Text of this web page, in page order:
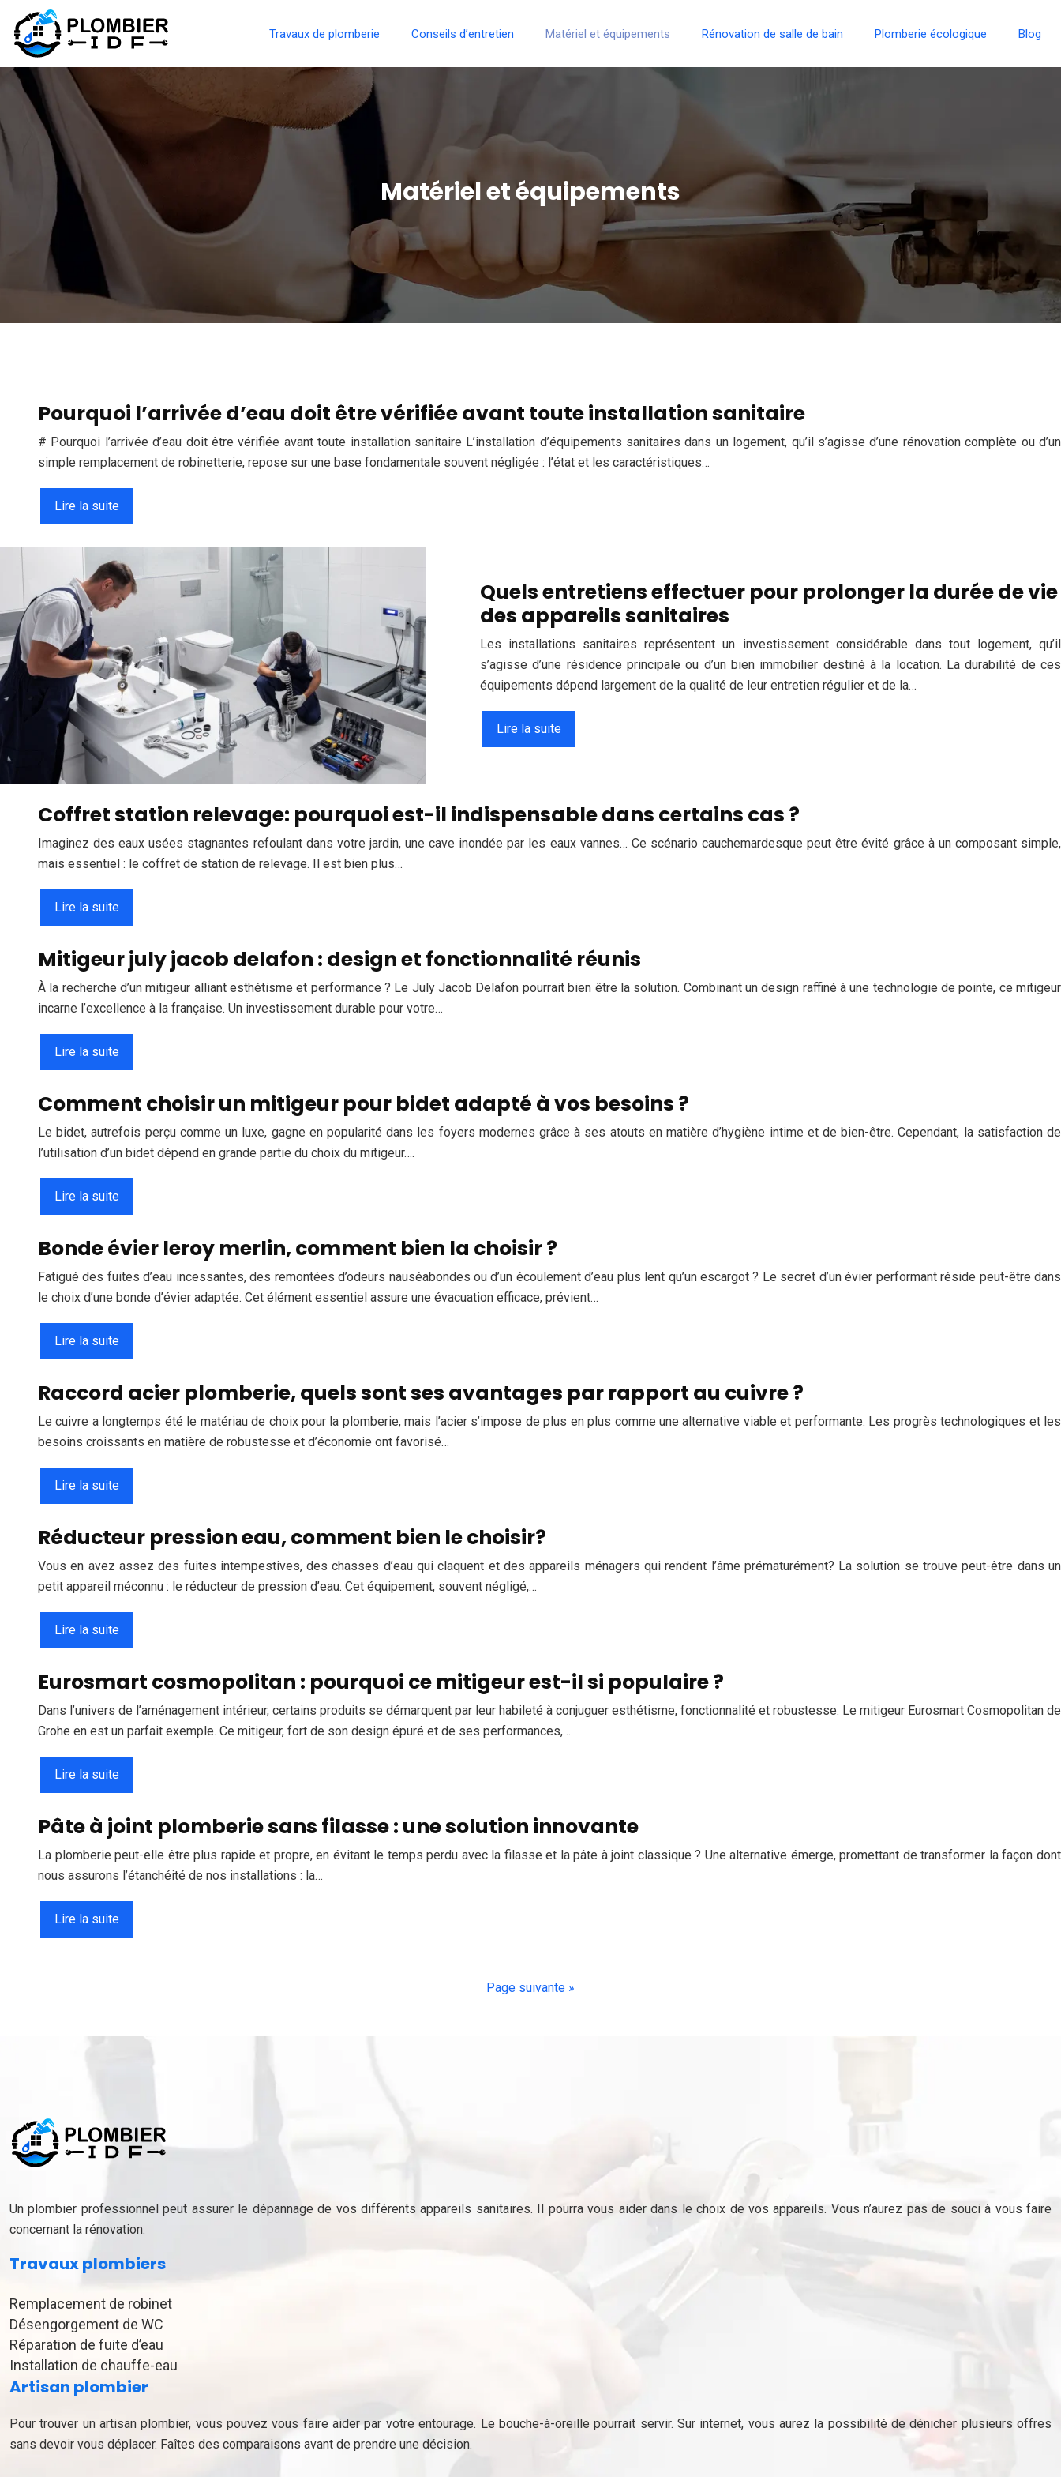
Travaux de plomberie Conseils d’entretien Matériel et équipements Rénovation de salle de bain Plomberie écologique Blog
Matériel et équipements
Pourquoi l’arrivée d’eau doit être vérifiée avant toute installation sanitaire
# Pourquoi l’arrivée d’eau doit être vérifiée avant toute installation sanitaire L’installation d’équipements sanitaires dans un logement, qu’il s’agisse d’une rénovation complète ou d’un
simple remplacement de robinetterie, repose sur une base fondamentale souvent négligée : l’état et les caractéristiques…
Lire la suite
Quels entretiens effectuer pour prolonger la durée de vie
des appareils sanitaires
Les installations sanitaires représentent un investissement considérable dans tout logement, qu’il
s’agisse d’une résidence principale ou d’un bien immobilier destiné à la location. La durabilité de ces
équipements dépend largement de la qualité de leur entretien régulier et de la…
Lire la suite
Coffret station relevage: pourquoi est-il indispensable dans certains cas ?
Imaginez des eaux usées stagnantes refoulant dans votre jardin, une cave inondée par les eaux vannes… Ce scénario cauchemardesque peut être évité grâce à un composant simple,
mais essentiel : le coffret de station de relevage. Il est bien plus…
Lire la suite
Mitigeur july jacob delafon : design et fonctionnalité réunis
À la recherche d’un mitigeur alliant esthétisme et performance ? Le July Jacob Delafon pourrait bien être la solution. Combinant un design raffiné à une technologie de pointe, ce mitigeur
incarne l’excellence à la française. Un investissement durable pour votre…
Lire la suite
Comment choisir un mitigeur pour bidet adapté à vos besoins ?
Le bidet, autrefois perçu comme un luxe, gagne en popularité dans les foyers modernes grâce à ses atouts en matière d’hygiène intime et de bien-être. Cependant, la satisfaction de
l’utilisation d’un bidet dépend en grande partie du choix du mitigeur….
Lire la suite
Bonde évier leroy merlin, comment bien la choisir ?
Fatigué des fuites d’eau incessantes, des remontées d’odeurs nauséabondes ou d’un écoulement d’eau plus lent qu’un escargot ? Le secret d’un évier performant réside peut-être dans
le choix d’une bonde d’évier adaptée. Cet élément essentiel assure une évacuation efficace, prévient…
Lire la suite
Raccord acier plomberie, quels sont ses avantages par rapport au cuivre ?
Le cuivre a longtemps été le matériau de choix pour la plomberie, mais l’acier s’impose de plus en plus comme une alternative viable et performante. Les progrès technologiques et les
besoins croissants en matière de robustesse et d’économie ont favorisé…
Lire la suite
Réducteur pression eau, comment bien le choisir?
Vous en avez assez des fuites intempestives, des chasses d’eau qui claquent et des appareils ménagers qui rendent l’âme prématurément? La solution se trouve peut-être dans un
petit appareil méconnu : le réducteur de pression d’eau. Cet équipement, souvent négligé,…
Lire la suite
Eurosmart cosmopolitan : pourquoi ce mitigeur est-il si populaire ?
Dans l’univers de l’aménagement intérieur, certains produits se démarquent par leur habileté à conjuguer esthétisme, fonctionnalité et robustesse. Le mitigeur Eurosmart Cosmopolitan de
Grohe en est un parfait exemple. Ce mitigeur, fort de son design épuré et de ses performances,…
Lire la suite
Pâte à joint plomberie sans filasse : une solution innovante
La plomberie peut-elle être plus rapide et propre, en évitant le temps perdu avec la filasse et la pâte à joint classique ? Une alternative émerge, promettant de transformer la façon dont
nous assurons l’étanchéité de nos installations : la…
Lire la suite
Page suivante »
Un plombier professionnel peut assurer le dépannage de vos différents appareils sanitaires. Il pourra vous aider dans le choix de vos appareils. Vous n’aurez pas de souci à vous faire
concernant la rénovation.
Travaux plombiers
Remplacement de robinet
Désengorgement de WC
Réparation de fuite d’eau
Installation de chauffe-eau
Artisan plombier
Pour trouver un artisan plombier, vous pouvez vous faire aider par votre entourage. Le bouche-à-oreille pourrait servir. Sur internet, vous aurez la possibilité de dénicher plusieurs offres
sans devoir vous déplacer. Faîtes des comparaisons avant de prendre une décision.